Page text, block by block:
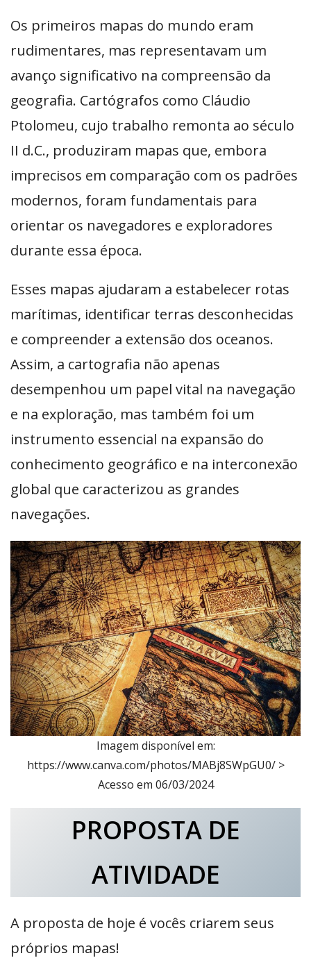
Os primeiros mapas do mundo eram
rudimentares, mas representavam um
avanço significativo na compreensão da
geografia. Cartógrafos como Cláudio
Ptolomeu, cujo trabalho remonta ao século
II d.C., produziram mapas que, embora
imprecisos em comparação com os padrões
modernos, foram fundamentais para
orientar os navegadores e exploradores
durante essa época.
Esses mapas ajudaram a estabelecer rotas
marítimas, identificar terras desconhecidas
e compreender a extensão dos oceanos.
Assim, a cartografia não apenas
desempenhou um papel vital na navegação
e na exploração, mas também foi um
instrumento essencial na expansão do
conhecimento geográfico e na interconexão
global que caracterizou as grandes
navegações.
Imagem disponível em:
https://www.canva.com/photos/MABj8SWpGU0/ >
Acesso em 06/03/2024
PROPOSTA DE
ATIVIDADE
A proposta de hoje é vocês criarem seus
próprios mapas!